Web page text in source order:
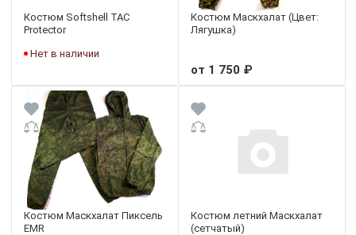
Костюм Softshell TAC
Protector
Нет в наличии
Костюм Маскхалат (Цвет:
Лягушка)
от 1 750 ₽
Костюм Маскхалат Пиксель
EMR
Костюм летний Маскхалат
(сетчатый)